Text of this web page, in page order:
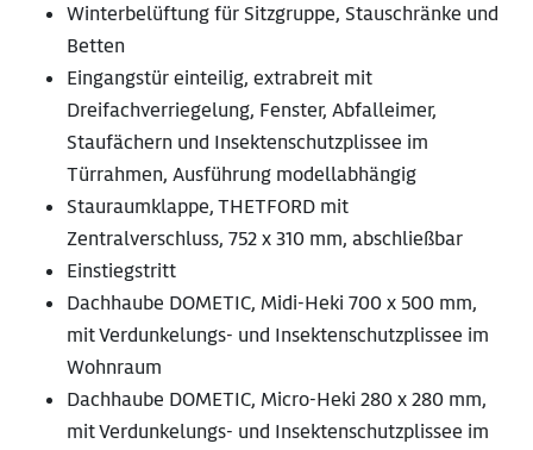
Winterbelüftung für Sitzgruppe, Stauschränke und
Betten
Eingangstür einteilig, extrabreit mit
Dreifachverriegelung, Fenster, Abfalleimer,
Staufächern und Insektenschutzplissee im
Türrahmen, Ausführung modellabhängig
Stauraumklappe, THETFORD mit
Zentralverschluss, 752 x 310 mm, abschließbar
Einstiegstritt
Dachhaube DOMETIC, Midi-Heki 700 x 500 mm,
mit Verdunkelungs- und Insektenschutzplissee im
Wohnraum
Dachhaube DOMETIC, Micro-Heki 280 x 280 mm,
mit Verdunkelungs- und Insektenschutzplissee im